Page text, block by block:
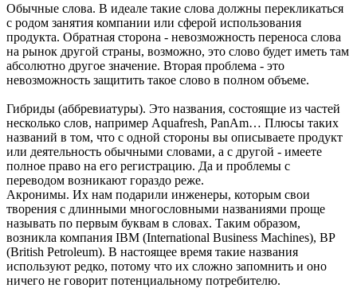
Обычные слова. В идеале такие слова должны перекликаться
с родом занятия компании или сферой использования
продукта. Обратная сторона - невозможность переноса слова
на рынок другой страны, возможно, это слово будет иметь там
абсолютно другое значение. Вторая проблема - это
невозможность защитить такое слово в полном объеме.
Гибриды (аббревиатуры). Это названия, состоящие из частей
несколько слов, например Aquafresh, PanAm… Плюсы таких
названий в том, что с одной стороны вы описываете продукт
или деятельность обычными словами, а с другой - имеете
полное право на его регистрацию. Да и проблемы с
переводом возникают гораздо реже.
Акронимы. Их нам подарили инженеры, которым свои
творения с длинными многословными названиями проще
называть по первым буквам в словах. Таким образом,
возникла компания IBM (International Business Machines), BP
(British Petroleum). В настоящее время такие названия
используют редко, потому что их сложно запомнить и оно
ничего не говорит потенциальному потребителю.